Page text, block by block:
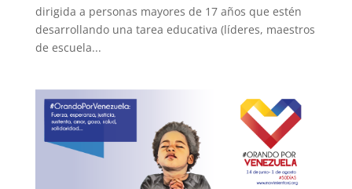
dirigida a personas mayores de 17 años que estén
desarrollando una tarea educativa (líderes, maestros
de escuela...